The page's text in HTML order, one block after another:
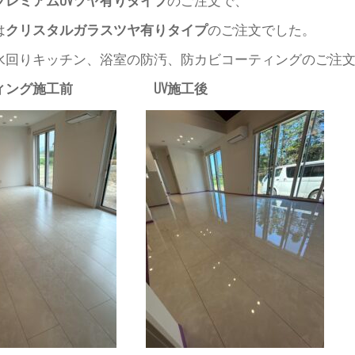
クリスタルガラスツヤ有りタイプのご注文でした。
りキッチン、浴室の防汚、防カビコーティングのご注文
ィング施工前 UV施工後